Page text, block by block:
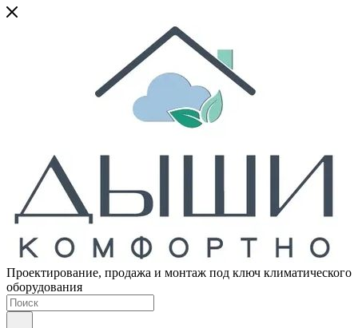
Проектирование, продажа и монтаж под ключ климатического
оборудования